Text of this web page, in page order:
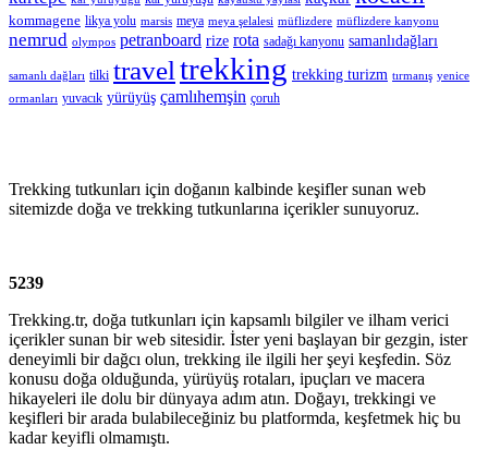
kommagene likya yolu marsis meya meya şelalesi müflizdere müflizdere kanyonu
nemrud olympos petranboard rize rota sadağı kanyonu samanlıdağları
samanlı dağları tilki travel trekking trekking turizm tırmanış yenice
ormanları yuvacık yürüyüş çamlıhemşin çoruh
Trekking tutkunları için doğanın kalbinde keşifler sunan web
sitemizde doğa ve trekking tutkunlarına içerikler sunuyoruz.
5239
Trekking.tr, doğa tutkunları için kapsamlı bilgiler ve ilham verici
içerikler sunan bir web sitesidir. İster yeni başlayan bir gezgin, ister
deneyimli bir dağcı olun, trekking ile ilgili her şeyi keşfedin. Söz
konusu doğa olduğunda, yürüyüş rotaları, ipuçları ve macera
hikayeleri ile dolu bir dünyaya adım atın. Doğayı, trekkingi ve
keşifleri bir arada bulabileceğiniz bu platformda, keşfetmek hiç bu
kadar keyifli olmamıştı.